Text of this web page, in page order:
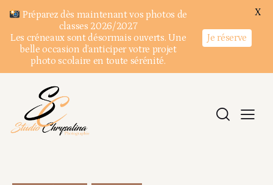
Préparez dès maintenant vos photos de
classes 2026/2027
Les créneaux sont désormais ouverts. Une
belle occasion d’anticiper votre projet
photo scolaire en toute sérénité.
Je réserve
X